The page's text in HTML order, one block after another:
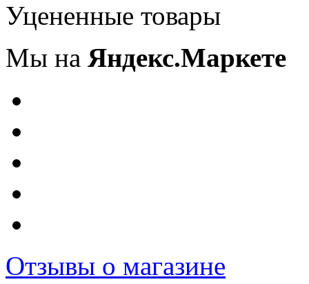
Уцененные товары
Мы на Яндекс.Маркете
Отзывы о магазине